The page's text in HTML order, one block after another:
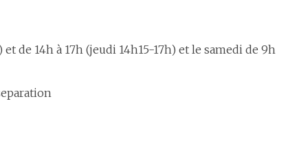
de 14h à 17h (jeudi 14h15-17h) et le samedi de 9h